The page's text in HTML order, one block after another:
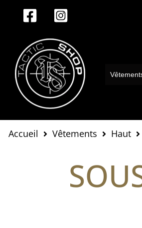
contenu
Accueil Vêtements Haut